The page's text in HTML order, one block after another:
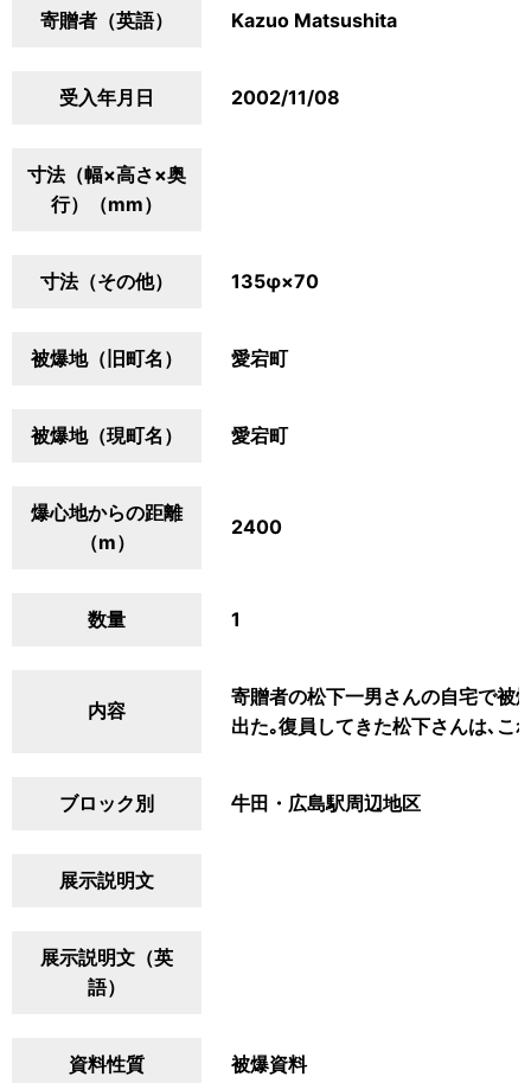
寄贈者（英語） Kazuo Matsushita
受入年月日 2002/11/08
寸法（幅×高さ×奥
行）（mm）
寸法（その他） 135φ×70
被爆地（旧町名） 愛宕町
被爆地（現町名） 愛宕町
爆心地からの距離
（m）
2400
数量 1
内容
寄贈者の松下一男さんの自宅で被
出た｡復員してきた松下さんは､こ
ブロック別 牛田・広島駅周辺地区
展示説明文
展示説明文（英
語）
資料性質 被爆資料